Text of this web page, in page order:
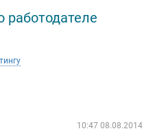
работодателе
10:47 08.08.2014